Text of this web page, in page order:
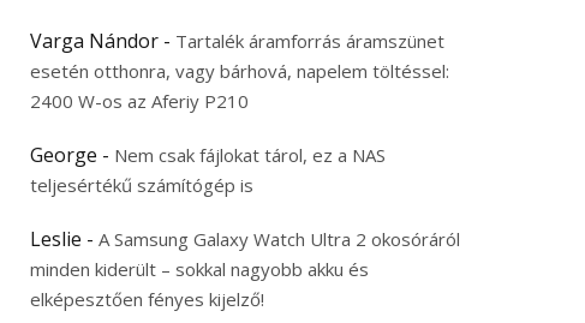
Varga Nándor - Tartalék áramforrás áramszünet
esetén otthonra, vagy bárhová, napelem töltéssel:
2400 W-os az Aferiy P210
George - Nem csak fájlokat tárol, ez a NAS
teljesértékű számítógép is
Leslie - A Samsung Galaxy Watch Ultra 2 okosóráról
minden kiderült – sokkal nagyobb akku és
elképesztően fényes kijelző!